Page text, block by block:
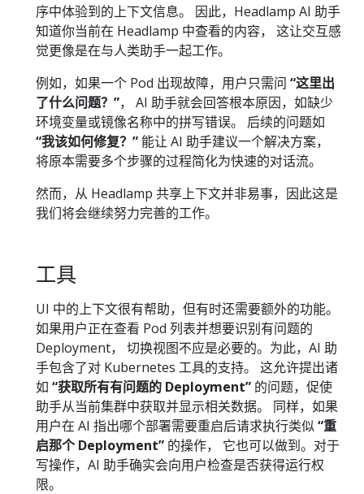
序中体验到的上下文信息。 因此，Headlamp AI 助手
知道你当前在 Headlamp 中查看的内容， 这让交互感
觉更像是在与人类助手一起工作。
例如，如果一个 Pod 出现故障，用户只需问 “这里出
了什么问题？”， AI 助手就会回答根本原因，如缺少
环境变量或镜像名称中的拼写错误。 后续的问题如
“我该如何修复？” 能让 AI 助手建议一个解决方案，
将原本需要多个步骤的过程简化为快速的对话流。
然而，从 Headlamp 共享上下文并非易事，因此这是
我们将会继续努力完善的工作。
工具
UI 中的上下文很有帮助，但有时还需要额外的功能。
如果用户正在查看 Pod 列表并想要识别有问题的
Deployment， 切换视图不应是必要的。为此，AI 助
手包含了对 Kubernetes 工具的支持。 这允许提出诸
如 “获取所有有问题的 Deployment” 的问题，促使
助手从当前集群中获取并显示相关数据。 同样，如果
用户在 AI 指出哪个部署需要重启后请求执行类似 “重
启那个 Deployment” 的操作， 它也可以做到。对于
写操作，AI 助手确实会向用户检查是否获得运行权
限。